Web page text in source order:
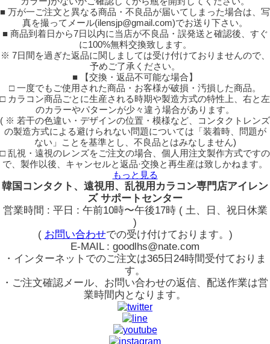
■ 万が一ご注文と異なる商品・不良品が届いてしまった場合は、写
真を撮ってメール(ilensjp@gmail.com)でお送り下さい。
■ 商品到着日から7日以内に当店が不良品・誤発送と確認後、すぐ
に100%無料交換致します。
※ 7日間を過ぎた返品に関しましては受け付けておりませんので、
予めご了承ください。
■ 【交換・返品不可能な場合】
□ 一度でもご使用された商品・お客様が破損・汚損した商品。
□ カラコン商品ごとに生産される時期や製造方式の特性上、右と左
のカラーやパターンが少々違う場合があります。
( ※ 若干の色違い・デザインの位置・模様など、コンタクトレンズ
の製造方式による避けられない問題については「装着時、問題が
ない」ことを基準とし、不良品とはみなしません)
□ 乱視・遠視のレンズをご注文の場合、個人用注文製作方式ですの
で、製作以後、キャンセルと返品·交換と再生産は致しかねます。
もっと見る
韓国コンタクト、遠視用、乱視用カラコン専門店アイレン
ズ サポートセンター
営業時間 : 平日 : 午前10時〜午後17時 ( 土、日、祝日休業
)
( お問い合わせでの受け付けております。)
E-MAIL : goodlhs@nate.com
・インターネットでのご注文は365日24時間受付ておりま
す。
・ご注文確認メール、お問い合わせの返信、配送作業は営
業時間内となります。